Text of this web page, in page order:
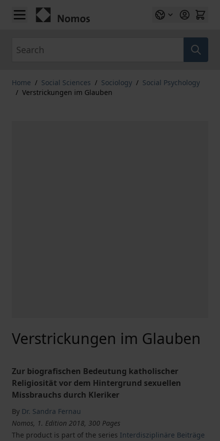
Skip to Content
Home / Social Sciences / Sociology / Social Psychology
/ Verstrickungen im Glauben
Verstrickungen im Glauben
Zur biografischen Bedeutung katholischer
Religiosität vor dem Hintergrund sexuellen
Missbrauchs durch Kleriker
By Dr. Sandra Fernau
Nomos, 1. Edition 2018, 300 Pages
The product is part of the series Interdisziplinäre Beiträge